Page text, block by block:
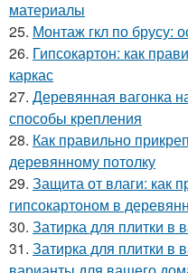
материалы
25. Монтаж гкл по брусу:
26. Гипсокартон: как
каркас
27. Деревянная вагонка
способы крепления
28. Как правильно
деревянному потолку
29. Защита от влаги: как
гипсокартоном в
30. Затирка для плитки в
31. Затирка для плитки в